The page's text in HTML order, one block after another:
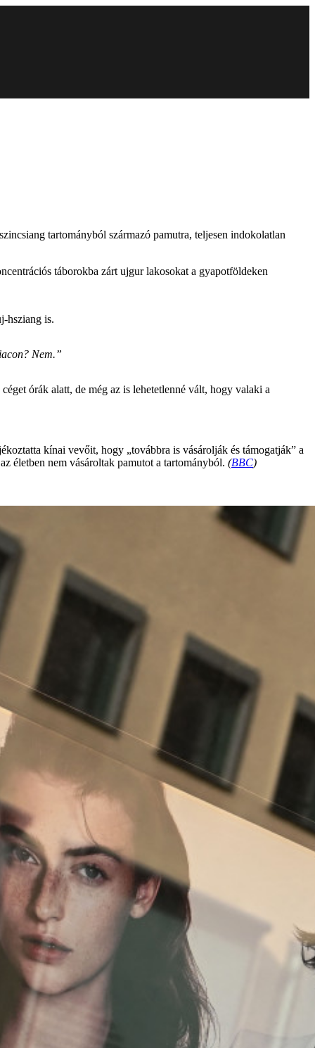
tartományból származó pamutra, teljesen indokolatlan
táborokba zárt ujgur lakosokat a gyapotföldeken
hsziang is.
Nem.”
órák alatt, de még az is lehetetlenné vált, hogy valaki a
kínai vevőit, hogy „továbbra is vásárolják és támogatják” a
életben nem vásároltak pamutot a tartományból. (BBC)